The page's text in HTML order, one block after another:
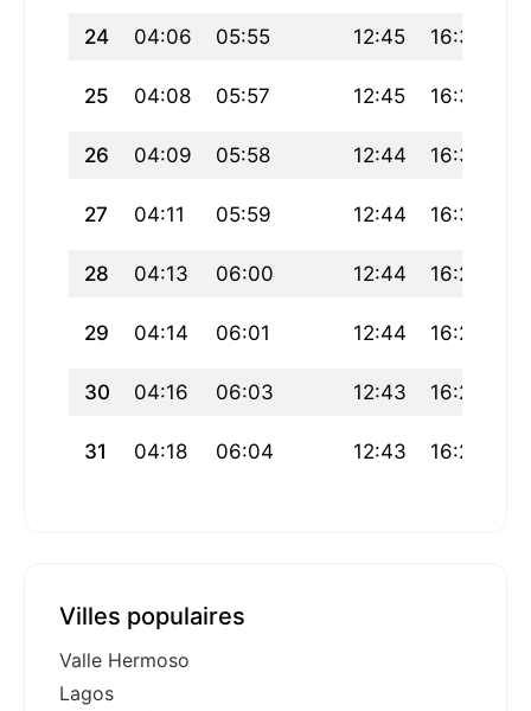
24 04:06 05:55 12:45 16:33
25 04:08 05:57 12:45 16:32
26 04:09 05:58 12:44 16:31
27 04:11 05:59 12:44 16:30
28 04:13 06:00 12:44 16:29
29 04:14 06:01 12:44 16:28
30 04:16 06:03 12:43 16:27
31 04:18 06:04 12:43 16:26
Villes populaires
Valle Hermoso
Lagos